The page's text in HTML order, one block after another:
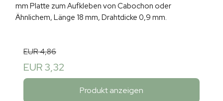
mm Platte zum Aufkleben von Cabochon oder
Ähnlichem, Länge 18 mm, Drahtdicke 0,9 mm.
EUR 4,86
EUR 3,32
Produkt anzeigen